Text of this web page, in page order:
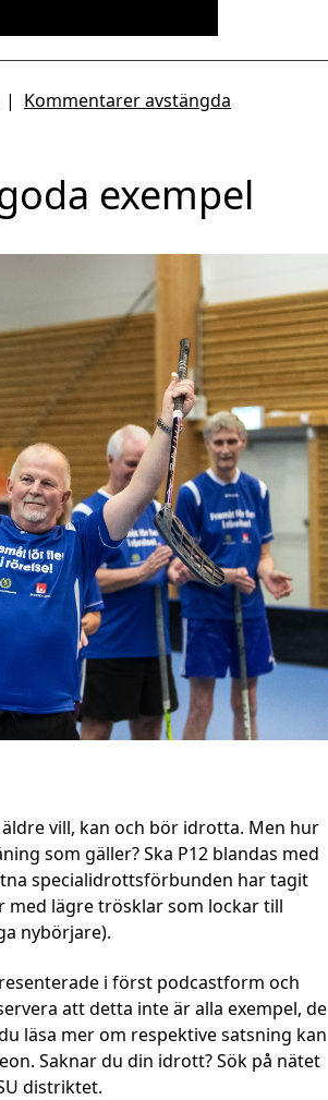
| Kommentarer avstängda
exempel
vill, kan och bör idrotta. Men hur
som gäller? Ska P12 blandas med
specialidrottsförbunden har tagit
med lägre trösklar som lockar till
nybörjare).
i först podcastform och
att detta inte är alla exempel, de
läsa mer om respektive satsning kan
Saknar du din idrott? Sök på nätet
distriktet.